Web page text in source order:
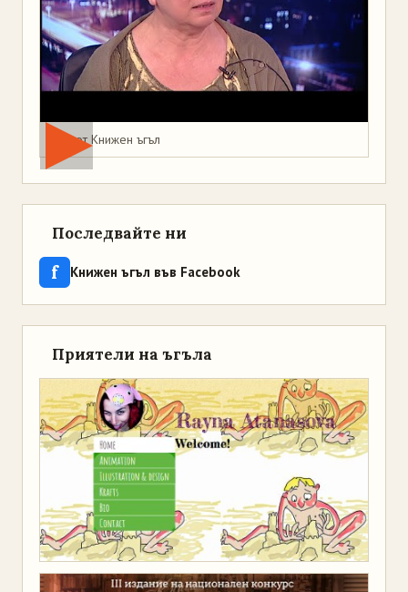
Мая от Книжен ъгъл
Последвайте ни
f Книжен ъгъл във Facebook
Приятели на ъгъла